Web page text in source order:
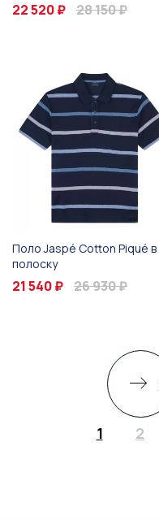
22 520 ₽ 28 150 ₽
Поло Jaspé Cotton Piqué в
полоску
21 540 ₽ 26 930 ₽
1 2